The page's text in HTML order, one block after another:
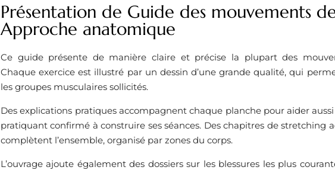
Présentation de Guide des mouvements
Approche anatomique
Ce guide présente de manière claire et précise la plupart des
Chaque exercice est illustré par un dessin d’une grande qualité, qui
les groupes musculaires sollicités.
Des explications pratiques accompagnent chaque planche pour aider
pratiquant confirmé à construire ses séances. Des chapitres de stretching
complètent l’ensemble, organisé par zones du corps.
L’ouvrage ajoute également des dossiers sur les blessures les plus